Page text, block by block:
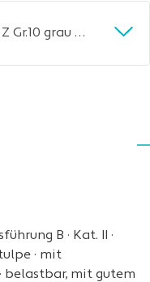
Schweißerhandschuhe Mexico Z Gr.10 grau EN 388/407/12477 10PA TW
B · Kat. II ·
· mit
belastbar, mit gutem